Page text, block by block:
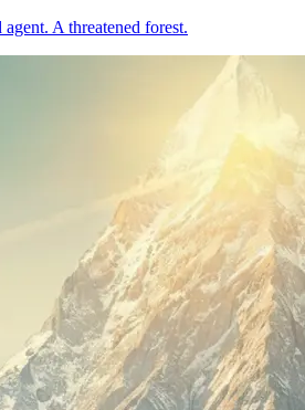
A threatened forest.